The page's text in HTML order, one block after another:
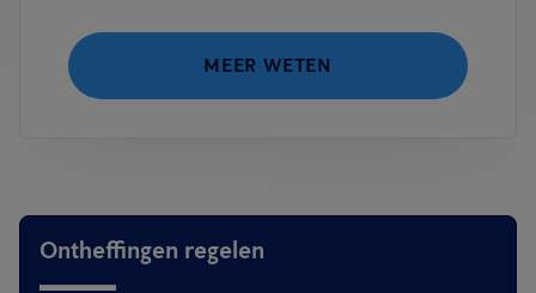
MEER WETEN
Ontheffingen regelen